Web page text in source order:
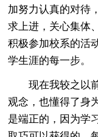
加努力认真的对待
求上进，关心集体
积极参加校系的活
学生涯的每一步。
现在我较之以前
观念，也懂得了身
是端正的，因为学